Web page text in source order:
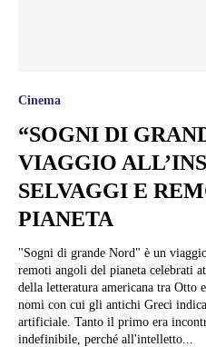
Cinema
“SOGNI DI
VIAGGIO
SELVAGGI E
PIANETA
"Sogni di grande Nord" è un
remoti angoli del pianeta celebrati
della letteratura americana tra Otto
nomi con cui gli antichi Greci
artificiale. Tanto il primo era
indefinibile, perché all'intelletto...